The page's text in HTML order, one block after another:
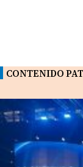
CONTENIDO